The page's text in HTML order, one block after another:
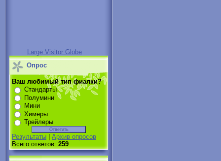
Large Visitor Globe
Опрос
Ваш любимый тип фиалки?
Стандарты
Полумини
Мини
Химеры
Трейлеры
Результаты | Архив опросов
Всего ответов: 259